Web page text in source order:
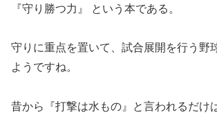
『守り勝つ力』 という本である。
守りに重点を置いて、試合展開を行う野
ようですね。
昔から『打撃は水もの』と言われるだけ